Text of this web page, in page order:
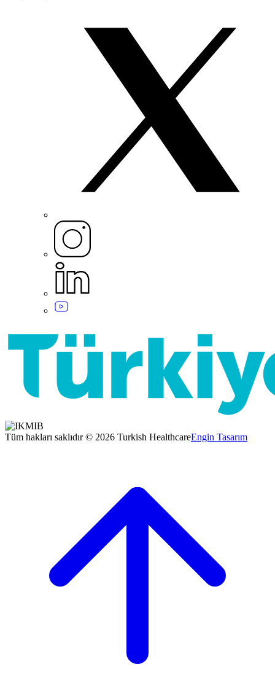
Tüm hakları saklıdır © 2026 Turkish HealthcareEngin Tasarım